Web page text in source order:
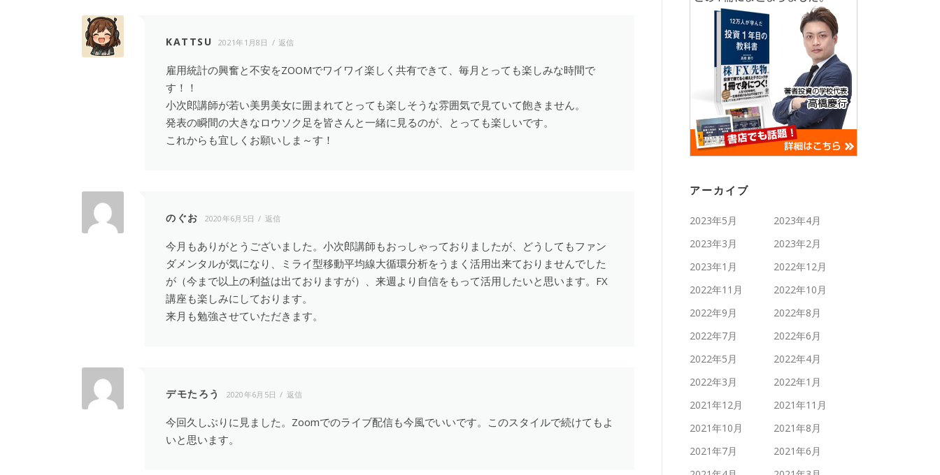
KATTSU 2021年1月8日 返信
雇用統計の興奮と不安をZOOMでワイワイ楽しく共有できて、毎月とっても楽しみな時間で
す！！
小次郎講師が若い美男美女に囲まれてとっても楽しそうな雰囲気で見ていて飽きません。
発表の瞬間の大きなロウソク足を皆さんと一緒に見るのが、とっても楽しいです。
これからも宜しくお願いしま～す！
のぐお 2020年6月5日 返信
今月もありがとうございました。小次郎講師もおっしゃっておりましたが、どうしてもファン
ダメンタルが気になり、ミライ型移動平均線大循環分析をうまく活用出来ておりませんでした
が（今まで以上の利益は出ておりますが）、来週より自信をもって活用したいと思います。FX
講座も楽しみにしております。
来月も勉強させていただきます。
デモたろう 2020年6月5日 返信
今回久しぶりに見ました。Zoomでのライブ配信も今風でいいです。このスタイルで続けてもよ
いと思います。
アーカイブ
2023年5月
2023年4月
2023年3月
2023年2月
2023年1月
2022年12月
2022年11月
2022年10月
2022年9月
2022年8月
2022年7月
2022年6月
2022年5月
2022年4月
2022年3月
2022年1月
2021年12月
2021年11月
2021年10月
2021年8月
2021年7月
2021年6月